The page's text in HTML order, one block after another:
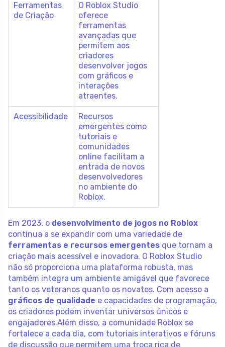
Ferramentas
de Criação
O Roblox Studio
oferece
ferramentas
avançadas que
permitem aos
criadores
desenvolver jogos
com gráficos e
interações
atraentes.
Acessibilidade
Recursos
emergentes como
tutoriais e
comunidades
online facilitam a
entrada de novos
desenvolvedores
no ambiente do
Roblox.
Em 2023, o desenvolvimento de jogos no Roblox
continua a se expandir com uma variedade de
ferramentas e recursos emergentes que tornam a
criação mais acessível e inovadora. O Roblox Studio
não só proporciona uma plataforma robusta, mas
também integra um ambiente amigável que favorece
tanto os veteranos quanto os novatos. Com acesso a
gráficos de qualidade e capacidades de programação,
os criadores podem inventar universos únicos e
engajadores.Além disso, a comunidade Roblox se
fortalece a cada dia, com tutoriais interativos e fóruns
de discussão que permitem uma troca rica de